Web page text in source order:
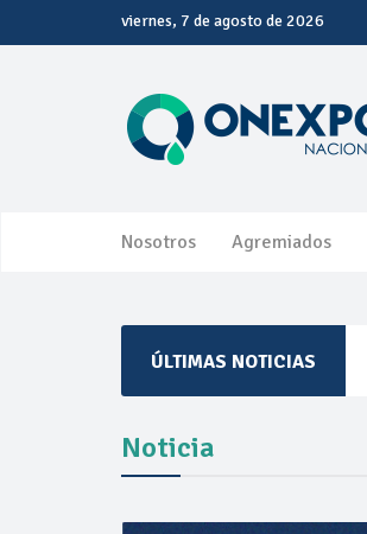
viernes, 7 de agosto de 2026
Nosotros Agremiados
ÚLTIMAS NOTICIAS
Noticia